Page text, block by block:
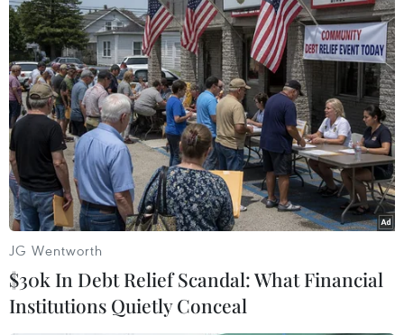
TIN CÙNG CHUYÊN MỤC
Canada áp dụng biện pháp tự vệ tạm
thời với tủ gỗ và tủ lavabo nhập khẩu
07/08/2026 14:52
Kinh tế Mỹ bất ngờ mất 23.000 việc
làm trong tháng 7
JG Wentworth
$30k In Debt Relief Scandal: What Financial
Institutions Quietly Conceal